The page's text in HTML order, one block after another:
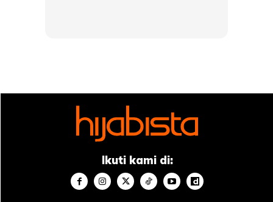
Ikuti kami di: